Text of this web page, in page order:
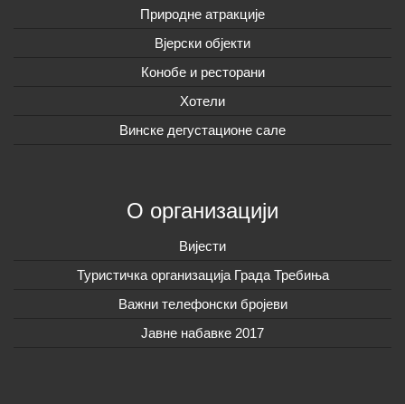
Природне атракције
Вјерски објекти
Конобе и ресторани
Хотели
Винске дегустационе сале
О организацији
Вијeсти
Туристичка организација Града Требиња
Важни телефонски бројеви
Јавне набавке 2017